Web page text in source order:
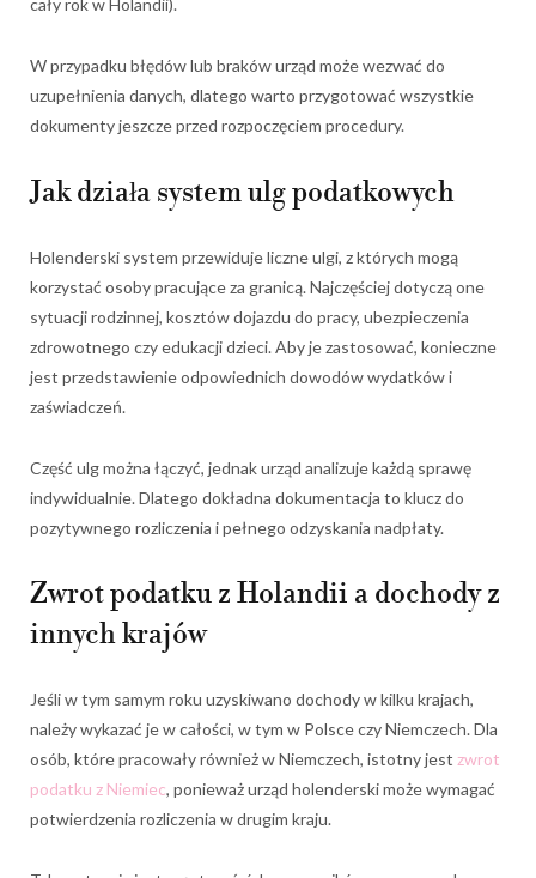
cały rok w Holandii).
W przypadku błędów lub braków urząd może wezwać do
uzupełnienia danych, dlatego warto przygotować wszystkie
dokumenty jeszcze przed rozpoczęciem procedury.
Jak działa system ulg podatkowych
Holenderski system przewiduje liczne ulgi, z których mogą
korzystać osoby pracujące za granicą. Najczęściej dotyczą one
sytuacji rodzinnej, kosztów dojazdu do pracy, ubezpieczenia
zdrowotnego czy edukacji dzieci. Aby je zastosować, konieczne
jest przedstawienie odpowiednich dowodów wydatków i
zaświadczeń.
Część ulg można łączyć, jednak urząd analizuje każdą sprawę
indywidualnie. Dlatego dokładna dokumentacja to klucz do
pozytywnego rozliczenia i pełnego odzyskania nadpłaty.
Zwrot podatku z Holandii a dochody z
innych krajów
Jeśli w tym samym roku uzyskiwano dochody w kilku krajach,
należy wykazać je w całości, w tym w Polsce czy Niemczech. Dla
osób, które pracowały również w Niemczech, istotny jest zwrot
podatku z Niemiec, ponieważ urząd holenderski może wymagać
potwierdzenia rozliczenia w drugim kraju.